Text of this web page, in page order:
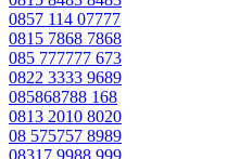
0857 114 07777
0815 7868 7868
085 777777 673
0822 3333 9689
085868788 168
0813 2010 8020
08 575757 8989
08317 9988 999